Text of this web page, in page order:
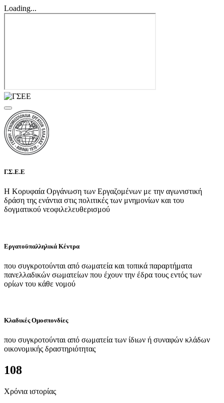
Loading...
Γ.Σ.Ε.Ε
Η Κορυφαία Οργάνωση των Εργαζομένων με την αγωνιστική
δράση της ενάντια στις πολιτικές των μνημονίων και του
δογματικού νεοφιλελευθερισμού
Εργατοϋπαλληλικά Κέντρα
που συγκροτούνται από σωματεία και τοπικά παραρτήματα
πανελλαδικών σωματείων που έχουν την έδρα τους εντός των
ορίων του κάθε νομού
Κλαδικές Ομοσπονδίες
που συγκροτούνται από σωματεία των ίδιων ή συναφών κλάδων
οικονομικής δραστηριότητας
108
Χρόνια ιστορίας